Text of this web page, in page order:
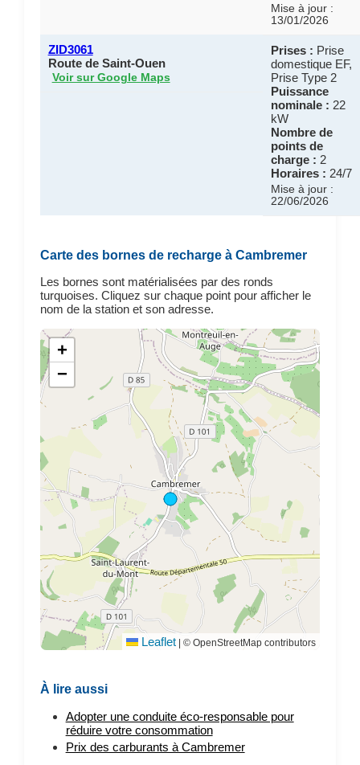
Mise à jour :
13/01/2026
ZID3061
Route de Saint-Ouen
Voir sur Google Maps
Prises : Prise
domestique EF,
Prise Type 2
Puissance
nominale : 22
kW
Nombre de
points de
charge : 2
Horaires : 24/7
Mise à jour :
22/06/2026
Carte des bornes de recharge à Cambremer
Les bornes sont matérialisées par des ronds
turquoises. Cliquez sur chaque point pour afficher le
nom de la station et son adresse.
+
−
Leaflet | © OpenStreetMap contributors
À lire aussi
Adopter une conduite éco-responsable pour
réduire votre consommation
Prix des carburants à Cambremer